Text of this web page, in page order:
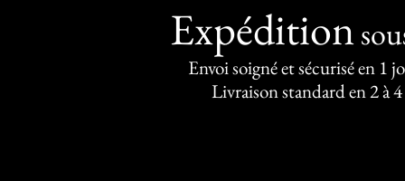
Expédition
Envoi soigné et sécurisé en 1
Livraison standard en 2 à